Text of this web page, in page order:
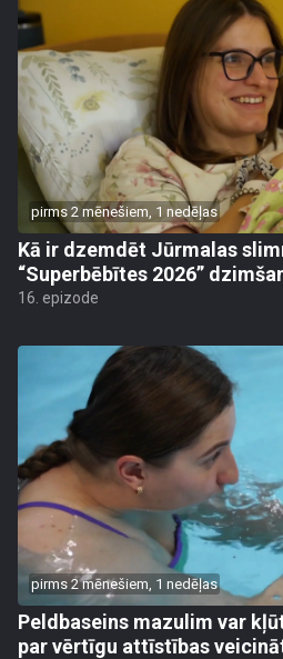
pirms 2 mēnešiem, 1 nedēļas
Kā ir dzemdēt Jūrmalas
“Superbēbītes 2026”
16. epizode
pirms 2 mēnešiem, 1 nedēļas
Peldbaseins mazulim var
par vērtīgu attīstības